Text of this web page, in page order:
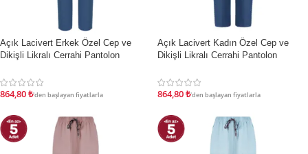
İNDIRIM
Açık Lacivert Erkek Özel Cep ve
Dikişli Likralı Cerrahi Pantolon
864,80₺'den başlayan fiyatlarla
İNDIRIM
Açık Lacivert Kadın Özel Cep ve
Dikişli Likralı Cerrahi Pantolon
864,80₺'den başlayan fiyatlarla